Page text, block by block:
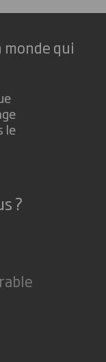
monde qui
le
?